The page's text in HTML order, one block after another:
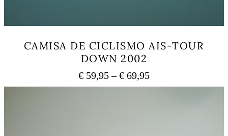
CAMISA DE CICLISMO AIS-TOUR
DOWN 2002
€ 59,95 – € 69,95Price
range: